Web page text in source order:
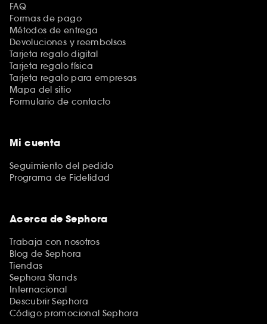
FAQ
Formas de pago
Métodos de entrega
Devoluciones y reembolsos
Tarjeta regalo digital
Tarjeta regalo física
Tarjeta regalo para empresas
Mapa del sitio
Formulario de contacto
Mi cuenta
Seguimiento del pedido
Programa de Fidelidad
Acerca de Sephora
Trabaja con nosotros
Blog de Sephora
Tiendas
Sephora Stands
Internacional
Descubrir Sephora
Código promocional Sephora